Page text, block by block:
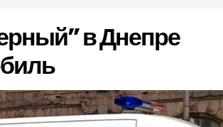
в Днепре